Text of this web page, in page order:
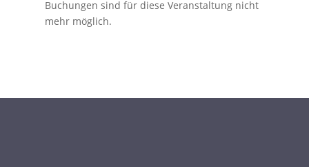
Buchungen sind für diese Veranstaltung nicht
mehr möglich.